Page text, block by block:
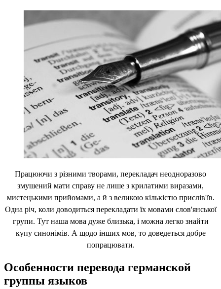
Працюючи з різними творами, перекладач неодноразово
змушений мати справу не лише з крилатими виразами,
мистецькими прийомами, а й з великою кількістю прислів'їв.
Одна річ, коли доводиться перекладати їх мовами слов'янської
групи. Тут наша мова дуже близька, і можна легко знайти
купу синонімів. А щодо інших мов, то доведеться добре
попрацювати.
Особенности перевода германской
группы языков